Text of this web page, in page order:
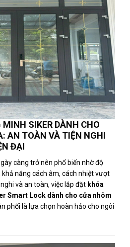
SIKER DÀNH CHO
AN TOÀN VÀ TIỆN NGHI
ĐẠI
càng trở nên phổ biến nhờ độ
năng cách âm, cách nhiệt vượt
và an toàn, việc lắp đặt khóa
Smart Lock dành cho cửa nhôm
phối là lựa chọn hoàn hảo cho ngôi